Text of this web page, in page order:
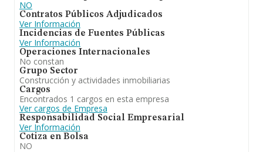
NO
Contratos Públicos Adjudicados
Ver Información
Incidencias de Fuentes Públicas
Ver Información
Operaciones Internacionales
No constan
Grupo Sector
Construcción y actividades inmobiliarias
Cargos
Encontrados 1 cargos en esta empresa
Ver cargos de Empresa
Responsabilidad Social Empresarial
Ver Información
Cotiza en Bolsa
NO